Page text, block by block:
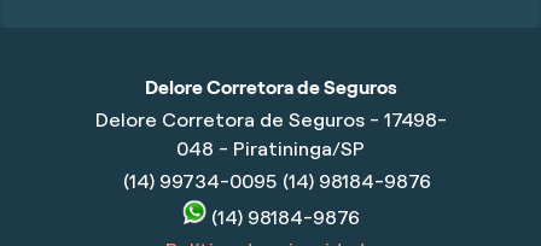
Delore Corretora de Seguros
Delore Corretora de Seguros - 17498-
048 - Piratininga/SP
(14) 99734-0095 (14) 98184-9876
(14) 98184-9876